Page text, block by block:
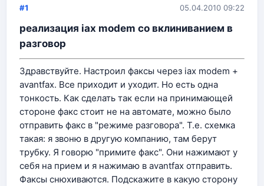
#1 05.04.2010 09:22
реализация iax modem со вклиниванием в
разговор
Здравствуйте. Настроил факсы через iax modem +
avantfax. Все приходит и уходит. Но есть одна
тонкость. Как сделать так если на принимающей
стороне факс стоит не на автомате, можно было
отправить факс в "режиме разговора". Т.е. схемка
такая: я звоню в другую компанию, там берут
трубку. Я говорю "примите факс". Они нажимают у
себя на прием и я нажимаю в avantfax отправить.
Факсы снюхиваются. Подскажите в какую сторону